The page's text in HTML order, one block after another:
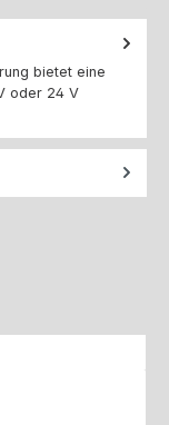
bietet eine
oder 24 V